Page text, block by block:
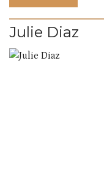
Julie Diaz